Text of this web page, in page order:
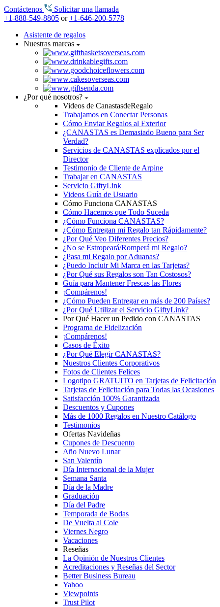
Contáctenos
Solicitar una llamada
+1-888-549-8805 or+1-646-200-5778
Asistente de regalos
Nuestras marcas
¿Por qué nosotros?
Videos de CanastasdeRegalo
Trabajamos en Conectar Personas
Cómo Enviar Regalos al Exterior
¿CANASTAS es Demasiado Bueno para Ser
Verdad?
Servicios de CANASTAS explicados por el
Director
Testimonio de Cliente de Arpine
Trabajar en CANASTAS
Servicio GiftyLink
Videos Guía de Usuario
Cómo Funciona CANASTAS
Cómo Hacemos que Todo Suceda
¿Cómo Funciona CANASTAS?
¿Cómo Entregan mi Regalo tan Rápidamente?
¿Por Qué Veo Diferentes Precios?
¿No se Estropeará/Romperá mi Regalo?
¿Pasa mi Regalo por Aduanas?
¿Puedo Incluir Mi Marca en las Tarjetas?
¿Por Qué sus Regalos son Tan Costosos?
Guía para Mantener Frescas las Flores
¡Compárenos!
¿Cómo Pueden Entregar en más de 200 Países?
¿Por Qué Utilizar el Servicio GiftyLink?
Por Qué Hacer un Pedido con CANASTAS
Programa de Fidelización
¡Compárenos!
Casos de Éxito
¿Por Qué Elegir CANASTAS?
Nuestros Clientes Corporativos
Fotos de Clientes Felices
Logotipo GRATUITO en Tarjetas de Felicitación
Tarjetas de Felicitación para Todas las Ocasiones
Satisfacción 100% Garantizada
Descuentos y Cupones
Más de 1000 Regalos en Nuestro Catálogo
Testimonios
Ofertas Navideñas
Cupones de Descuento
Año Nuevo Lunar
San Valentín
Día Internacional de la Mujer
Semana Santa
Día de la Madre
Graduación
Día del Padre
Temporada de Bodas
De Vuelta al Cole
Viernes Negro
Vacaciones
Reseñas
La Opinión de Nuestros Clientes
Acreditaciones y Reseñas del Sector
Better Business Bureau
Yahoo
Viewpoints
Trust Pilot